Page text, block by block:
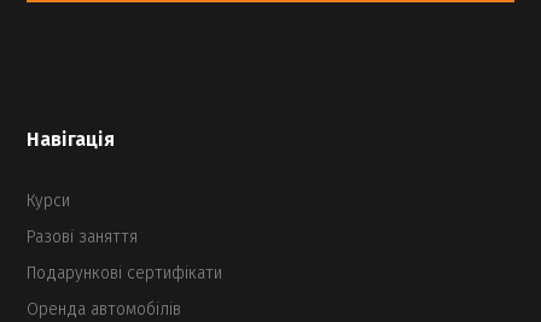
Навігація
Курси
Разові заняття
Подарункові сертифікати
Оренда автомобілів